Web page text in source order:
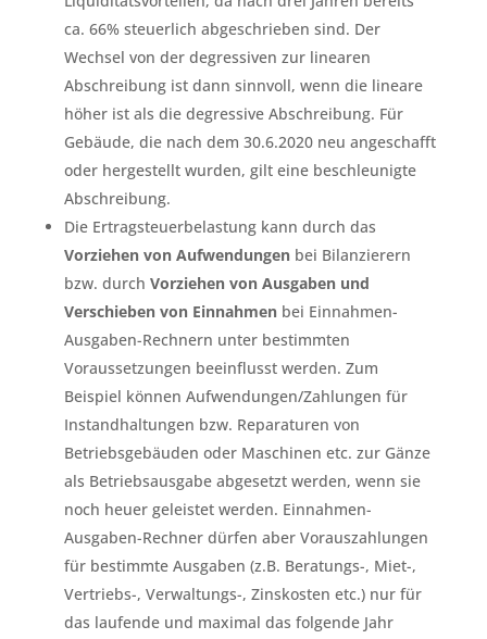
ca. 66% steuerlich abgeschrieben sind. Der
Wechsel von der degressiven zur linearen
Abschreibung ist dann sinnvoll, wenn die lineare
höher ist als die degressive Abschreibung. Für
Gebäude, die nach dem 30.6.2020 neu angeschafft
oder hergestellt wurden, gilt eine beschleunigte
Abschreibung.
Die Ertragsteuerbelastung kann durch das
Vorziehen von Aufwendungenbei Bilanzierern
bzw. durch Vorziehen von Ausgaben und
Verschieben von Einnahmenbei Einnahmen-
Ausgaben-Rechnern unter bestimmten
Voraussetzungen beeinflusst werden. Zum
Beispiel können Aufwendungen/Zahlungen für
Instandhaltungen bzw. Reparaturen von
Betriebsgebäuden oder Maschinen etc. zur Gänze
als Betriebsausgabe abgesetzt werden, wenn sie
noch heuer geleistet werden. Einnahmen-
Ausgaben-Rechner dürfen aber Vorauszahlungen
für bestimmte Ausgaben (z.B. Beratungs-, Miet-,
Vertriebs-, Verwaltungs-, Zinskosten etc.) nur für
das laufende und maximal das folgende Jahr